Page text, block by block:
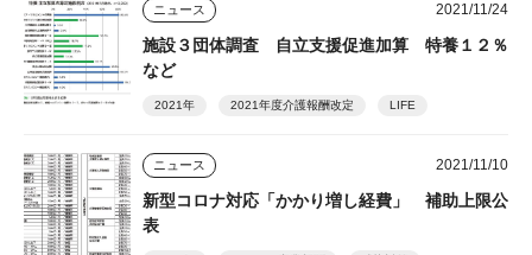
ニュース 2021/11/24
施設３団体調査 自立支援促進加算 特養１２％
など
2021年 2021年度介護報酬改定 LIFE
ニュース 2021/11/10
新型コロナ対応「かかり増し経費」 補助上限公
表